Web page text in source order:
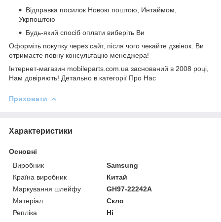
Відправка посилок Новою поштою, Интаймом,
Укрпоштою
Будь-який спосіб оплати виберіть Ви
Оформіть покупку через сайт, після чого чекайте дзвінок. Ви
отримаєте повну консультацію менеджера!
Інтернет-магазин mobileparts.com.ua заснований в 2008 році,
Нам довіряють! Детально в категорії Про Нас
Приховати
Характеристики
Основні
Виробник
Samsung
Країна виробник
Китай
Маркування шлейфу
GH97-22242A
Матеріал
Скло
Репліка
Ні